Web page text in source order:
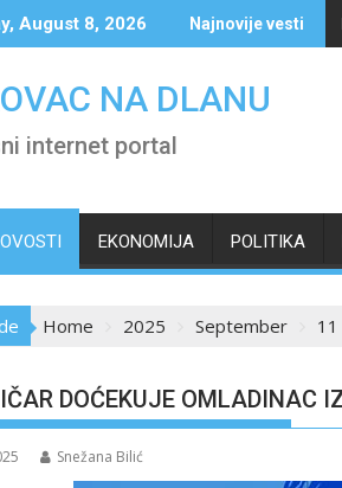
August 8, 2026 Najnovije vesti
NA DLANU
internet portal
EKONOMIJA POLITIKA
Home 2025 September 11
DOĆEKUJE OMLADINAC
Snežana Bilić